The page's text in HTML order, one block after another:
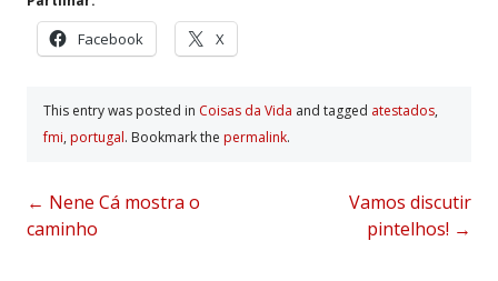
Facebook X
This entry was posted in Coisas da Vida and tagged atestados,
fmi, portugal. Bookmark the permalink.
Post
navigation
← Nene Cá mostra o
caminho
Vamos discutir
pintelhos! →